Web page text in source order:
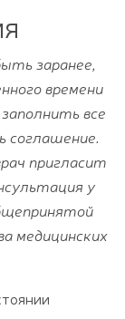
заранее,
времени
все
пригласит
у
медицинских